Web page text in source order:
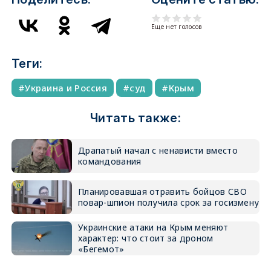
Еще нет голосов
Теги:
Украина и Россия суд Крым
Читать также:
Драпатый начал с ненависти вместо
командования
Планировавшая отравить бойцов СВО
повар-шпион получила срок за госизмену
Украинские атаки на Крым меняют
характер: что стоит за дроном
«Бегемот»